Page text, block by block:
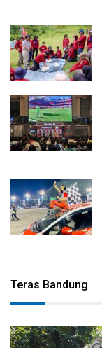
Teras Bandung